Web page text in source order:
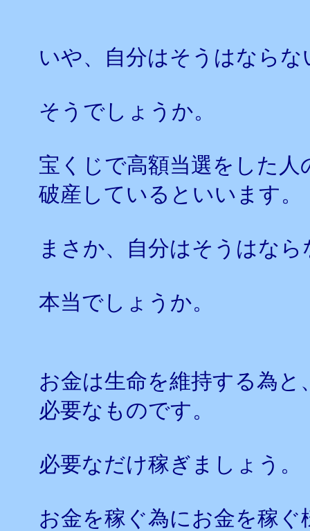
いや、自分はそうはなら
そうでしょうか。
宝くじで高額当選をした
破産しているといいます。
まさか、自分はそうはな
本当でしょうか。
お金は生命を維持する為
必要なものです。
必要なだけ稼ぎましょう。
お金を稼ぐ為にお金を稼